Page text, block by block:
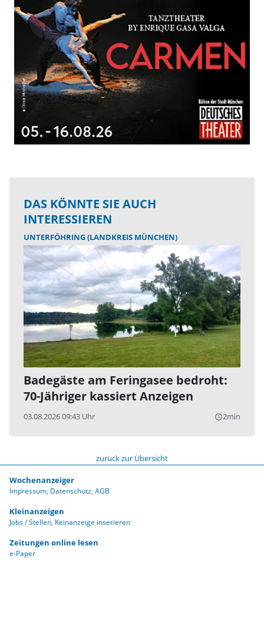
DAS KÖNNTE SIE AUCH
INTERESSIEREN
UNTERFÖHRING (LANDKREIS MÜNCHEN)
Badegäste am Feringasee bedroht:
70-Jähriger kassiert Anzeigen
03.08.2026 09:43 Uhr query_builder2min
zurück zur Übersicht
Wochenanzeiger
Impressum Datenschutz AGB
Kleinanzeigen
Jobs / Stellen Keinanzeige inserieren
Zeitungen online lesen
e-Paper